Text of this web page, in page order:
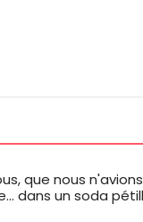
que nous
dans un soda